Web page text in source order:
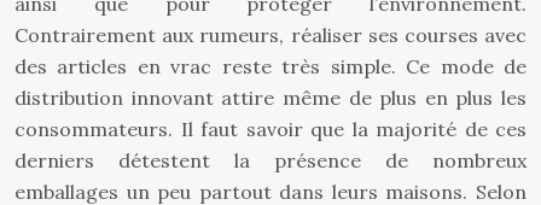
Contrairement aux rumeurs, réaliser ses courses avec
des articles en vrac reste très simple. Ce mode de
distribution innovant attire même de plus en plus les
consommateurs. Il faut savoir que la majorité de ces
derniers détestent la présence de nombreux
emballages un peu partout dans leurs maisons. Selon